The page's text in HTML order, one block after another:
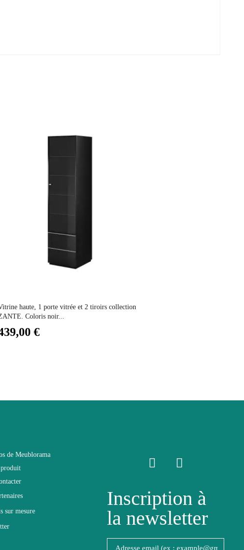
haute, 1 porte vitrée et 2 tiroirs collection
Coloris noir...
€
de Meublorama
sur mesure
Inscription à
la newsletter